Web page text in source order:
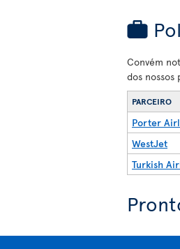
Convém
dos
PARCEIRO
Porter
WestJet
Turkish